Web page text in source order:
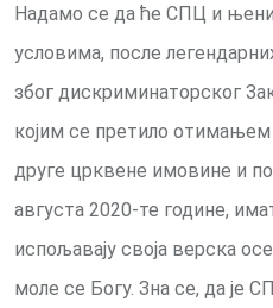
Надамо се да ће СПЦ и
условима, после
због дискриминаторског
којим се претило
друге црквене имовине и
августа 2020-те године,
испољавају своја верска
моле се Богу. Зна се, да је